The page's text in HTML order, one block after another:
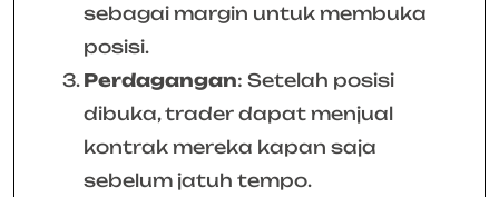
sebagai margin untuk membuka
posisi.
Perdagangan: Setelah posisi
dibuka, trader dapat menjual
kontrak mereka kapan saja
sebelum jatuh tempo.